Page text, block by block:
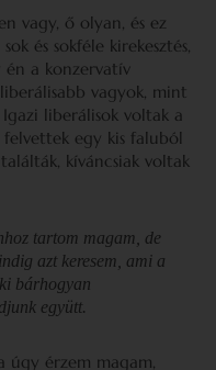
vagy, ő olyan, és ez
és sokféle kirekesztés,
én a konzervatív
vagyok, mint
liberálisok voltak a
egy kis faluból
kíváncsiak voltak
tartom magam, de
azt keresem, ami a
bárhogyan
együtt.
úgy érzem magam,